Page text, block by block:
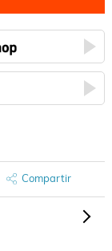
Compartir